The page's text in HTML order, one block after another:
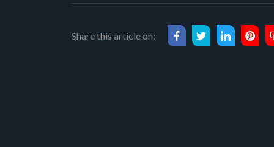
Share this article on: